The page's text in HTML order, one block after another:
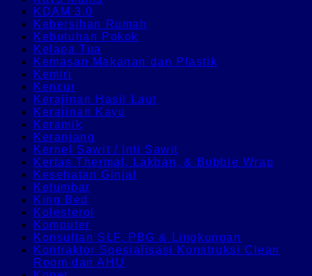
KDAM 3.0
Kebersihan Rumah
Kebutuhan Pokok
Kelapa Tua
Kemasan Makanan dan Plastik
Kemiri
Kencur
Kerajinan Hasil Laut
Kerajinan Kayu
Keramik
Keranjang
Kernel Sawit / Inti Sawit
Kertas Thermal, Lakban, & Bubble Wrap
Kesehatan Ginjal
Ketumbar
King Bed
Kolesterol
Komputer
Konsultan SLF, PBG & Lingkungan
Kontraktor Spesialisasi Konstruksi Clean
Room dan AHU